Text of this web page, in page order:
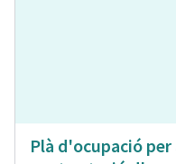
Plà d'ocupació per